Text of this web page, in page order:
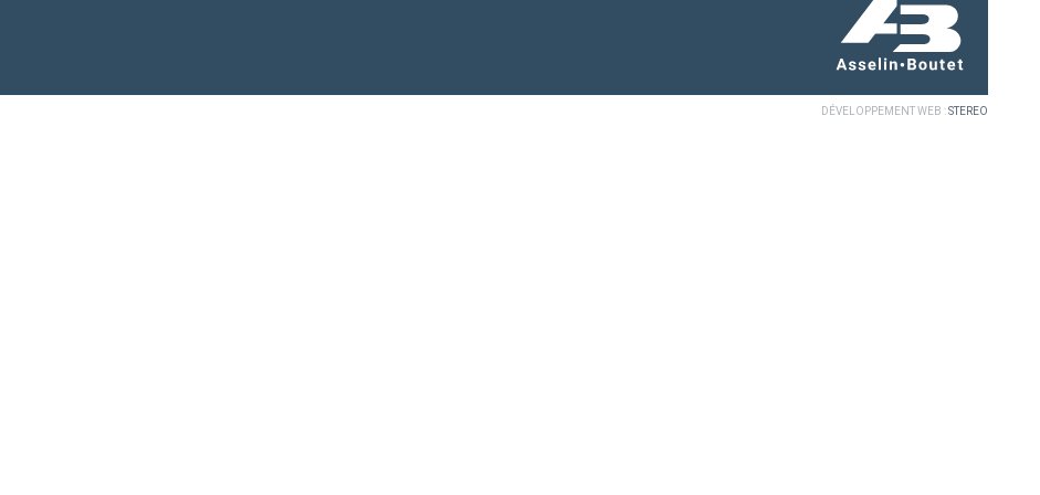
DÉVELOPPEMENT WEB :STEREO